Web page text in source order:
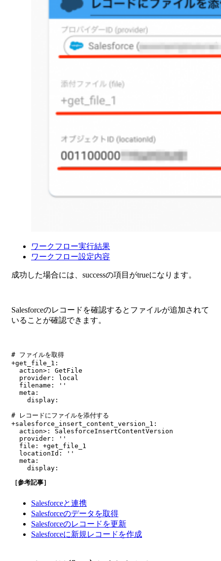
ワークフロー実行結果
ワークフロー設定内容
成功した場合には、successの項目がtrueになります。
Salesforceのレコードを確認するとファイルが追加されて
いることが確認できます。
# ファイルを取得
+get_file_1:
  action>: GetFile
  provider: local
  filename: ''
  meta:
    display:
# レコードにファイルを添付する
+salesforce_insert_content_version_1:
  action>: SalesforceInsertContentVersion
  provider: ''
  file: +get_file_1
  locationId: ''
  meta:
［参考記事］
Salesforceと連携
Salesforceのデータを取得
Salesforceのレコードを更新
Salesforceに新規レコードを作成